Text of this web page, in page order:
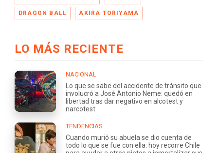
DRAGON BALL AKIRA TORIYAMA
LO MÁS RECIENTE
NACIONAL
Lo que se sabe del accidente de tránsito que
involucró a José Antonio Neme: quedó en
libertad tras dar negativo en alcotest y
narcotest
TENDENCIAS
Cuando murió su abuela se dio cuenta de
todo lo que se fue con ella: hoy recorre Chile